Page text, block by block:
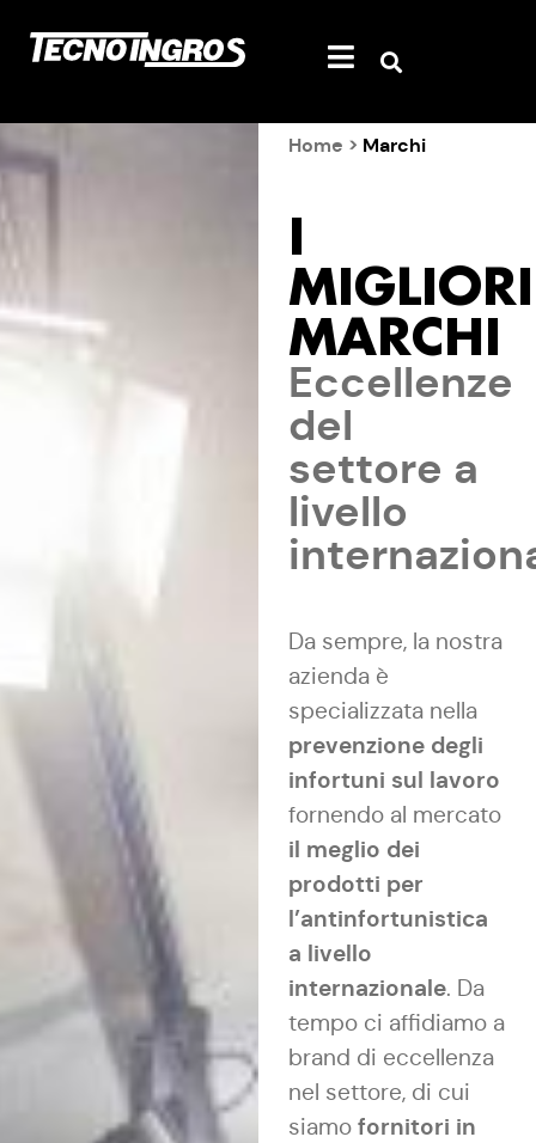
Home > Marchi
I
MIGLIORI
MARCHI
Eccellenze
del
settore a
livello
Da sempre, la nostra
azienda è
specializzata nella
prevenzione degli
infortuni sul lavoro
fornendo al mercato
il meglio dei
prodotti per
l’antinfortunistica
a livello
internazionale. Da
tempo ci affidiamo a
brand di eccellenza
nel settore, di cui
siamo fornitori in